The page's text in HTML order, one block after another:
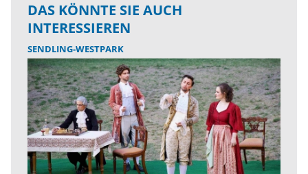
DAS KÖNNTE SIE AUCH
INTERESSIEREN
SENDLING-WESTPARK